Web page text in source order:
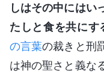
しはその中にはい
たしと食を共にす
の言葉の裁きと刑
は神の聖さと義な